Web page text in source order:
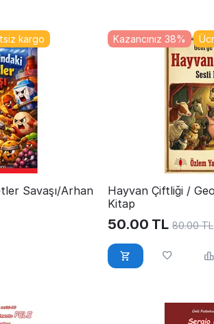
kargo
Savaşı/Arhan
Kazancınız 38%
Hayvan Çiftliği /
Kitap
50.00 TL 80.00 TL